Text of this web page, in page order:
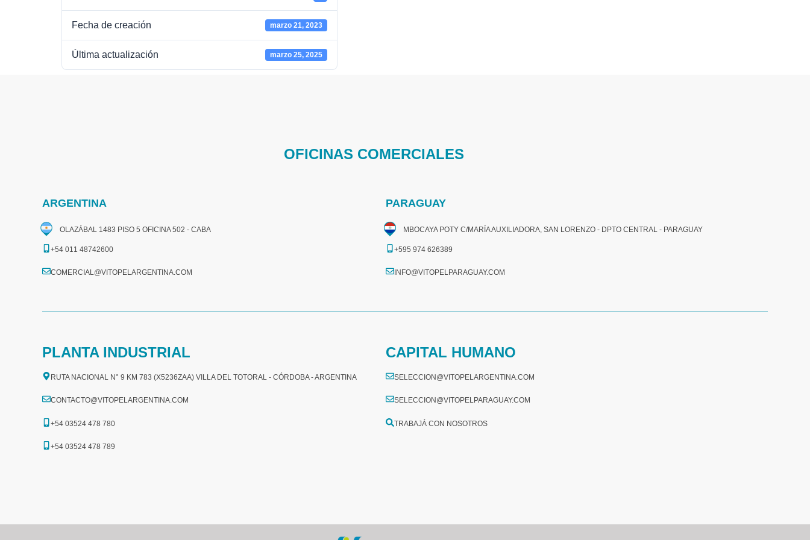
Fecha de creación marzo 21, 2023
Última actualización marzo 25, 2025
OFICINAS COMERCIALES
ARGENTINA
OLAZÁBAL 1483 PISO 5 OFICINA 502 - CABA
+54 011 48742600​
COMERCIAL@VITOPELARGENTINA.COM​
PARAGUAY
MBOCAYA POTY C/MARÍA AUXILIADORA, SAN LORENZO - DPTO CENTRAL - PARAGUAY
+595 974 626389
INFO@VITOPELPARAGUAY.COM
PLANTA INDUSTRIAL
RUTA NACIONAL N° 9 KM 783 (X5236ZAA) VILLA DEL TOTORAL - CÓRDOBA - ARGENTINA
CONTACTO@VITOPELARGENTINA.COM
+54 03524 478 780​
+54 03524 478 789​
CAPITAL HUMANO
SELECCION@VITOPELARGENTINA.COM
SELECCION@VITOPELPARAGUAY.COM
TRABAJÁ CON NOSOTROS